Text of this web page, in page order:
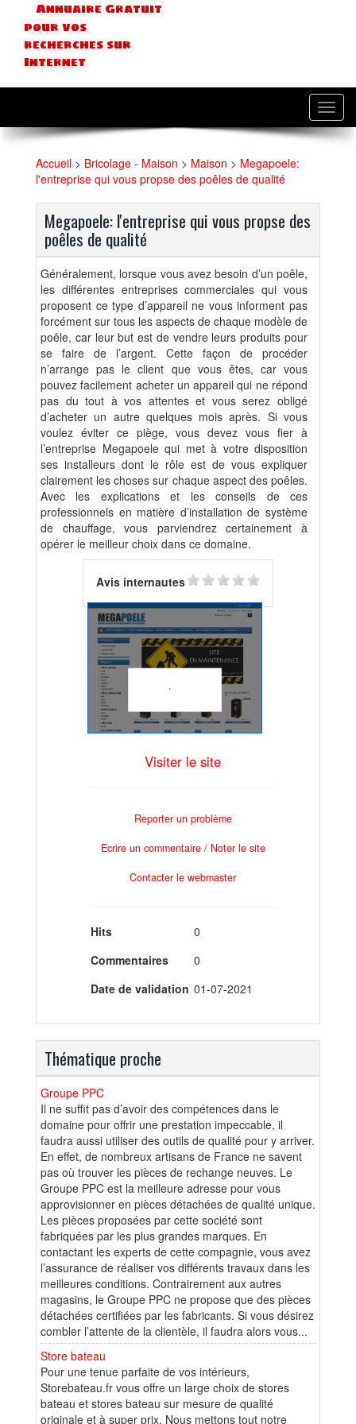
Annuaire Gratuit
pour vos
recherches sur
Internet
Accueil > Bricolage - Maison > Maison > Megapoele:
l'entreprise qui vous propse des poêles de qualité
Megapoele: l'entreprise qui vous propse des
poêles de qualité
Généralement, lorsque vous avez besoin d’un poêle,
les différentes entreprises commerciales qui vous
proposent ce type d’appareil ne vous informent pas
forcément sur tous les aspects de chaque modèle de
poêle, car leur but est de vendre leurs produits pour
se faire de l’argent. Cette façon de procéder
n’arrange pas le client que vous êtes, car vous
pouvez facilement acheter un appareil qui ne répond
pas du tout à vos attentes et vous serez obligé
d’acheter un autre quelques mois après. Si vous
voulez éviter ce piège, vous devez vous fier à
l’entreprise Megapoele qui met à votre disposition
ses installeurs dont le rôle est de vous expliquer
clairement les choses sur chaque aspect des poêles.
Avec les explications et les conseils de ces
professionnels en matière d’installation de système
de chauffage, vous parviendrez certainement à
opérer le meilleur choix dans ce domaine.
Avis internautes
Visiter le site
Reporter un problème
Ecrire un commentaire / Noter le site
Contacter le webmaster
Hits
0
Commentaires
0
Date de validation 01-07-2021
Thématique proche
Groupe PPC
Il ne suffit pas d’avoir des compétences dans le
domaine pour offrir une prestation impeccable, il
faudra aussi utiliser des outils de qualité pour y arriver.
En effet, de nombreux artisans de France ne savent
pas où trouver les pièces de rechange neuves. Le
Groupe PPC est la meilleure adresse pour vous
approvisionner en pièces détachées de qualité unique.
Les pièces proposées par cette société sont
fabriquées par les plus grandes marques. En
contactant les experts de cette compagnie, vous avez
l’assurance de réaliser vos différents travaux dans les
meilleures conditions. Contrairement aux autres
magasins, le Groupe PPC ne propose que des pièces
détachées certifiées par les fabricants. Si vous désirez
combler l’attente de la clientèle, il faudra alors vous...
Store bateau
Pour une tenue parfaite de vos intérieurs,
Storebateau.fr vous offre un large choix de stores
bateau et stores bateau sur mesure de qualité
originale et à super prix. Nous mettons tout notre